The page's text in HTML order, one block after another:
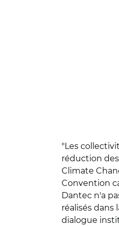
"Les
réduction
Climate
Convention
Dantec n'a
réalisés dans
dialogue